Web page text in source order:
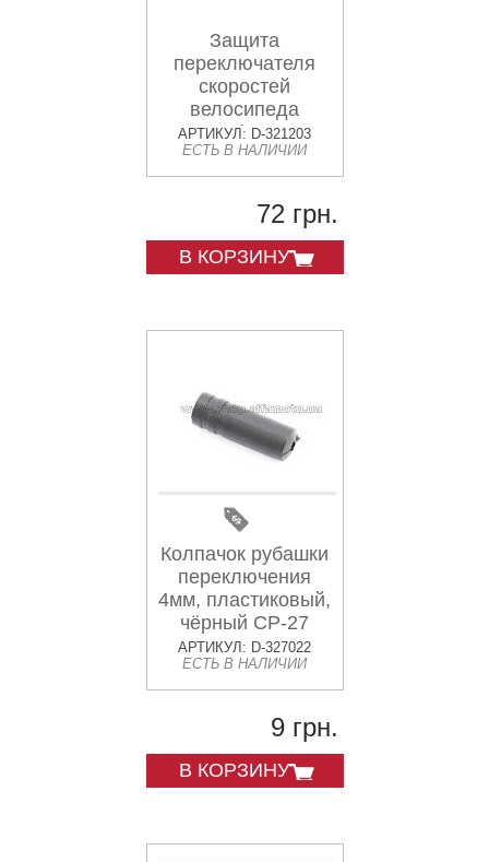
Защита
переключателя
скоростей
велосипеда
заднего (короткая,
черная) FM
АРТИКУЛ: D-321203
ЕСТЬ В НАЛИЧИИ
72 грн.
В КОРЗИНУ
Колпачок рубашки
переключения
4мм, пластиковый,
чёрный CP-27
BBC
АРТИКУЛ: D-327022
ЕСТЬ В НАЛИЧИИ
9 грн.
В КОРЗИНУ